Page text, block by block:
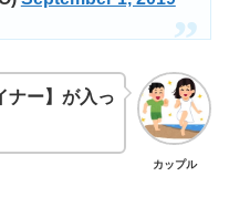
カップル
ナー】が入っ